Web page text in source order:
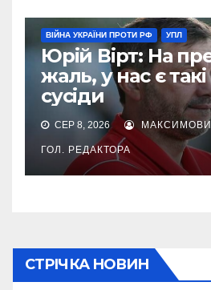
ВІЙНА УКРАЇНИ ПРОТИ РФ УПЛ
Юрій Вірт: На
жаль, у нас є
сусіди
СЕР 8, 2026
ГОЛ. РЕДАКТОРА
СТРІЧКА НОВИН